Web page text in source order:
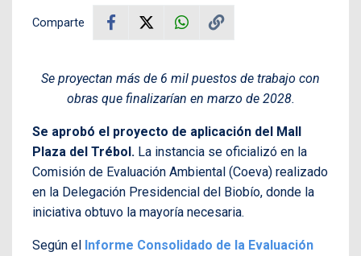
Comparte
Se proyectan más de 6 mil puestos de trabajo con
obras que finalizarían en marzo de 2028.
Se aprobó el proyecto de aplicación del Mall
Plaza del Trébol. La instancia se oficializó en la
Comisión de Evaluación Ambiental (Coeva) realizado
en la Delegación Presidencial del Biobío, donde la
iniciativa obtuvo la mayoría necesaria.
Según el Informe Consolidado de la Evaluación